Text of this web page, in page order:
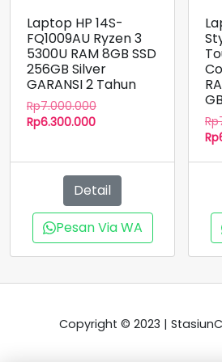
Laptop HP 14S-
FQ1009AU Ryzen 3
5300U RAM 8GB SSD
256GB Silver
GARANSI 2 Tahun
Rp7.000.000Harga
Rp6.300.000Harga
Rp6.300.000.
Detail
Pesan Via WA
Rp
Rp
Copyright © 2023 |